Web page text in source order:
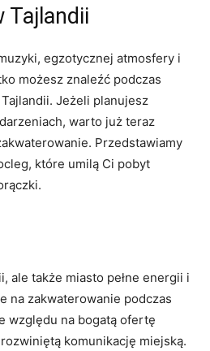
Tajlandii
egzotycznej atmosfery i
‍możesz znaleźć podczas
Jeżeli planujesz
warto już teraz
Przedstawiamy
które umilą ⁤Ci pobyt
ale także miasto pełne ⁣energii i
na zakwaterowanie podczas
względu na bogatą ofertę
komunikację miejską.